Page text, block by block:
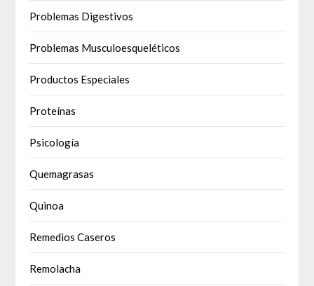
Problemas Digestivos
Problemas Musculoesqueléticos
Productos Especiales
Proteínas
Psicología
Quemagrasas
Quinoa
Remedios Caseros
Remolacha